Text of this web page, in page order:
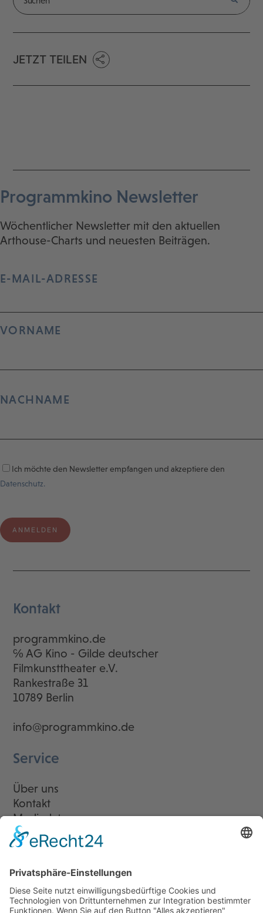
JETZT TEILEN
Programmkino Newsletter
Wöchentlicher Newsletter mit den aktuellen
Arthouse-Charts und neuesten Beiträgen.
E-MAIL-ADRESSE
VORNAME
NACHNAME
Ich möchte den Newsletter empfangen und akzeptiere den
Datenschutz.
Kontakt
programmkino.de
℅ AG Kino - Gilde deutscher
Filmkunsttheater e.V.
Rankestraße 31
10789 Berlin
info@programmkino.de
Service
Über uns
Kontakt
Mediadaten
Newsletter
LogIn
Legal
Impressum